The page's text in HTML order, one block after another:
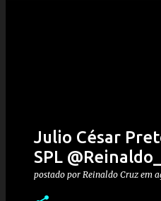
Julio César
SPL
postado por Reinaldo Cruz em